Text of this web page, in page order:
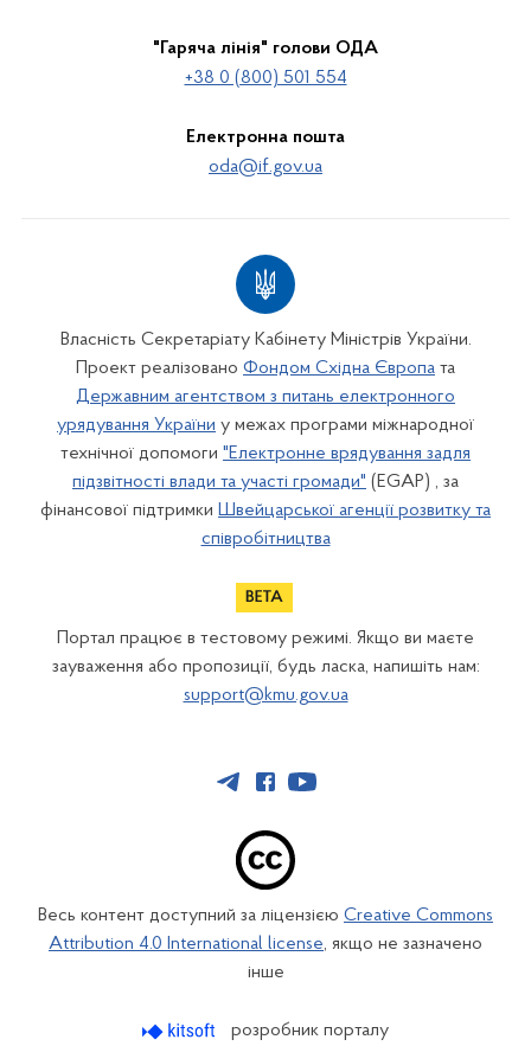
"Гаряча лінія" голови ОДА
+38 0 (800) 501 554
Електронна пошта
oda@if.gov.ua
Власність Секретаріату Кабінету Міністрів України.
Проект реалізовано Фондом Східна Європа та
Державним агентством з питань електронного
урядування України у межах програми міжнародної
технічної допомоги "Електронне врядування задля
підзвітності влади та участі громади" (EGAP) , за
фінансової підтримки Швейцарської агенції розвитку та
співробітництва
Портал працює в тестовому режимі. Якщо ви маєте
зауваження або пропозиції, будь ласка, напишіть нам:
support@kmu.gov.ua
Весь контент доступний за ліцензією Creative Commons
Attribution 4.0 International license, якщо не зазначено
інше
розробник порталу